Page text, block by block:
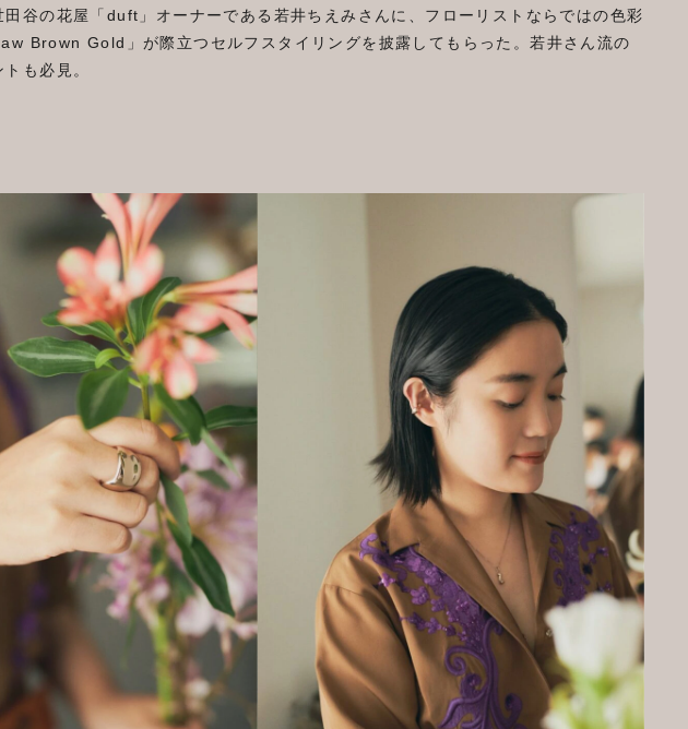
田谷の花屋「duft」オーナーである若井ちえみさんに、フローリストならではの色彩
Brown Gold」が際立つセルフスタイリングを披露してもらった。若井さん流の
も必見。